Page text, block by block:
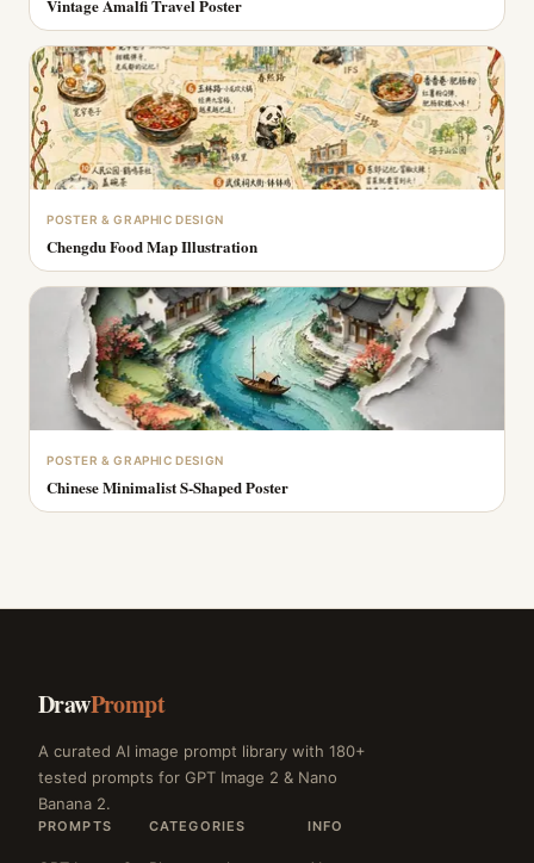
Vintage Amalfi Travel Poster
POSTER & GRAPHIC DESIGN
Chengdu Food Map Illustration
POSTER & GRAPHIC DESIGN
Chinese Minimalist S-Shaped Poster
DrawPrompt
A curated AI image prompt library with 180+
tested prompts for GPT Image 2 & Nano
Banana 2.
PROMPTS CATEGORIES INFO